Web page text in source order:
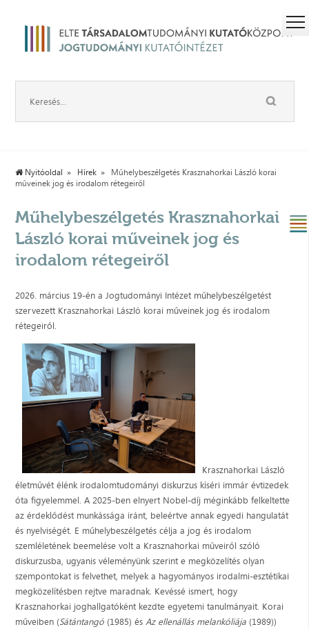
Nyitóoldal Hírek
Műhelybeszélgetés Krasznahorkai László korai
műveinek jog és irodalom rétegeiről
Műhelybeszélgetés Krasznahorkai
László korai műveinek jog és
irodalom rétegeiről
2026. március 19-én a Jogtudományi Intézet műhelybeszélgetést
szervezett Krasznahorkai László korai műveinek jog és irodalom
rétegeiről.
Krasznahorkai László
életművét élénk irodalomtudományi diskurzus kíséri immár évtizedek
óta figyelemmel. A 2025-ben elnyert Nobel-díj méginkább felkeltette
az érdeklődést munkássága iránt, beleértve annak egyedi hangulatát
és nyelviségét. E műhelybeszélgetés célja a jog és irodalom
szemléletének beemelése volt a Krasznahorkai műveiről szóló
diskurzusba, ugyanis véleményünk szerint e megközelítés olyan
szempontokat is felvethet, melyek a hagyományos irodalmi-esztétikai
megközelítésben rejtve maradnak. Kevéssé ismert, hogy
Krasznahorkai joghallgatóként kezdte egyetemi tanulmányait. Korai
műveiben (Sátántangó (1985) ésAz ellenállás melankóliája (1989))